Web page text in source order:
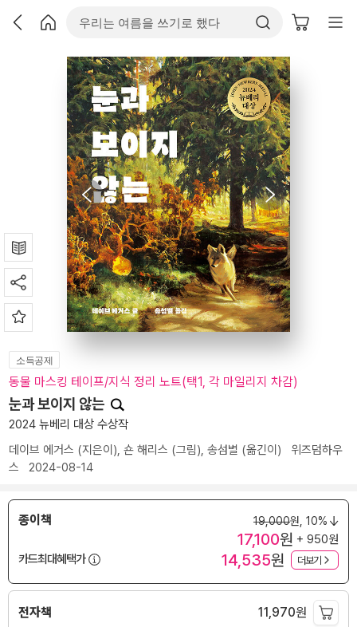
소득공제
동물 마스킹 테이프/지식 정리 노트(택1, 각 마일리지 차감)
눈과 보이지 않는
2024 뉴베리 대상 수상작
데이브 에거스 (지은이), 숀 해리스 (그림), 송섬별 (옮긴이) 위즈덤하우
스 2024-08-14
종이책 19,000원, 10%
17,100원 + 950원
카드최대혜택가
14,535원 더보기
전자책 11,970원